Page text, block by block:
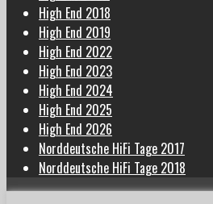
High End 2018
High End 2019
High End 2022
High End 2023
High End 2024
High End 2025
High End 2026
Norddeutsche HiFi Tage 2017
Norddeutsche HiFi Tage 2018